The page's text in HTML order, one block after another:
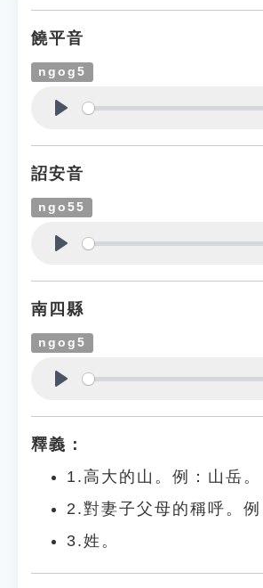
饒平音
ngog5
詔安音
ngo55
南四縣
ngog5
釋義：
1.高大的山。例：山岳。
2.對妻子父母的稱呼。例
3.姓。